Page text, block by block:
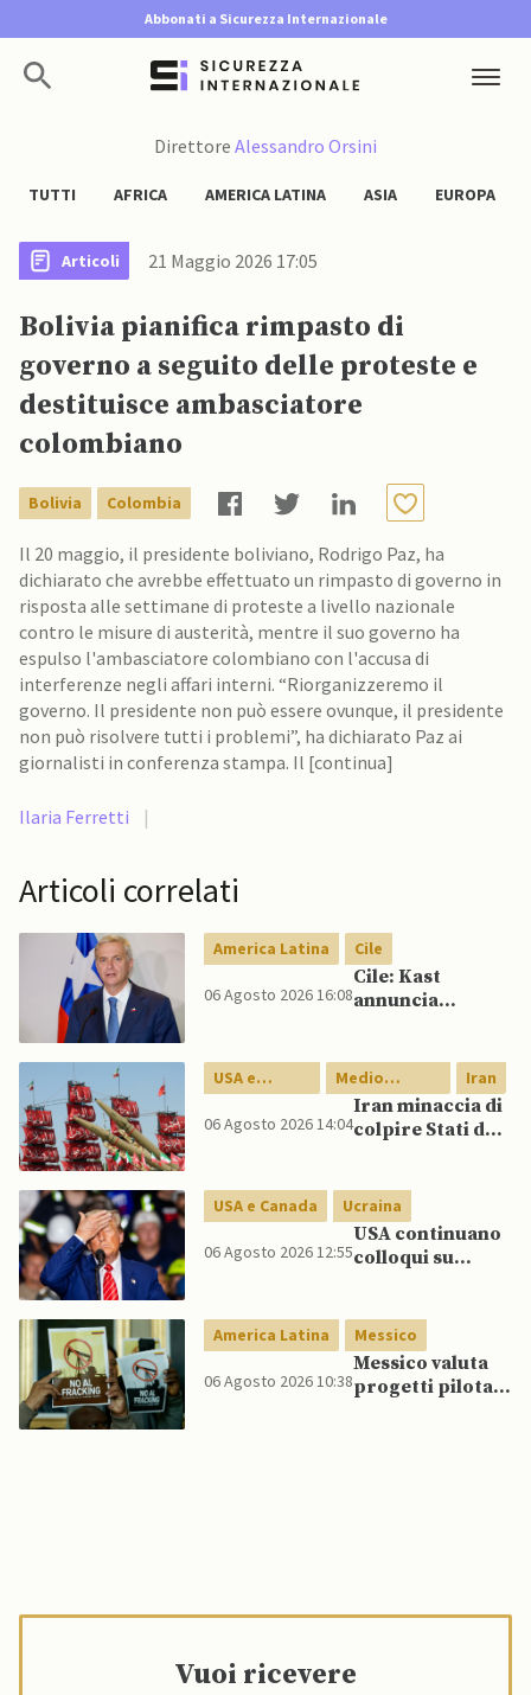
Abbonati a Sicurezza Internazionale
Direttore Alessandro Orsini
TUTTI AFRICA AMERICA LATINA ASIA EUROPA
Articoli 21 Maggio 2026 17:05
Bolivia pianifica rimpasto di
governo a seguito delle proteste e
destituisce ambasciatore
colombiano
Bolivia Colombia
Il 20 maggio, il presidente boliviano, Rodrigo Paz, ha
dichiarato che avrebbe effettuato un rimpasto di governo in
risposta alle settimane di proteste a livello nazionale
contro le misure di austerità, mentre il suo governo ha
espulso l'ambasciatore colombiano con l'accusa di
interferenze negli affari interni. “Riorganizzeremo il
governo. Il presidente non può essere ovunque, il presidente
non può risolvere tutti i problemi”, ha dichiarato Paz ai
giornalisti in conferenza stampa. Il [continua]
Ilaria Ferretti |
Articoli correlati
America Latina Cile
06 Agosto 2026 16:08
Cile: Kast
annuncia
per rafforzare la
sicurezza
USA e
Canada
Medio
Oriente
Iran
06 Agosto 2026 14:04
Iran minaccia di
colpire Stati del
USA e Canada Ucraina
06 Agosto 2026 12:55
USA continuano
colloqui su
Patriot in
Ucraina,
nonostante
dubbi di Trump,
America Latina Messico
06 Agosto 2026 10:38
Messico valuta
progetti pilota
Vuoi ricevere